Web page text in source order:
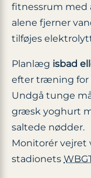
fitnessrum med
alene fjerner
tilføjes
Planlæg isbad
efter træning for
Undgå tunge
græsk yoghurt
saltede nødder.
Monitorér vejret
stadionets